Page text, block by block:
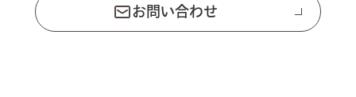
お問い合わせ